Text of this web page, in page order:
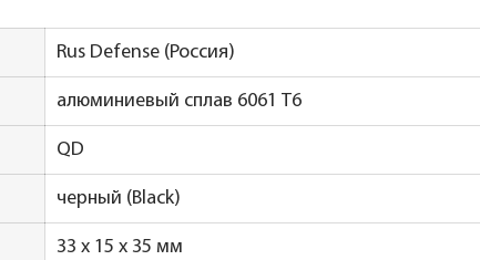
Rus Defense (Россия)
алюминиевый сплав 6061 T6
QD
черный (Black)
33 х 15 х 35 мм